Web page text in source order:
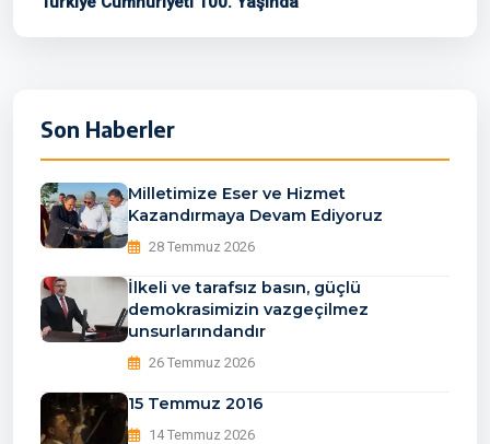
Son Haberler
Milletimize Eser ve Hizmet
Kazandırmaya Devam Ediyoruz
28 Temmuz 2026
İlkeli ve tarafsız basın, güçlü
demokrasimizin vazgeçilmez
unsurlarındandır
26 Temmuz 2026
15 Temmuz 2016
14 Temmuz 2026